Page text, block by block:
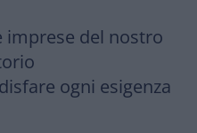
imprese del nostro
ogni esigenza